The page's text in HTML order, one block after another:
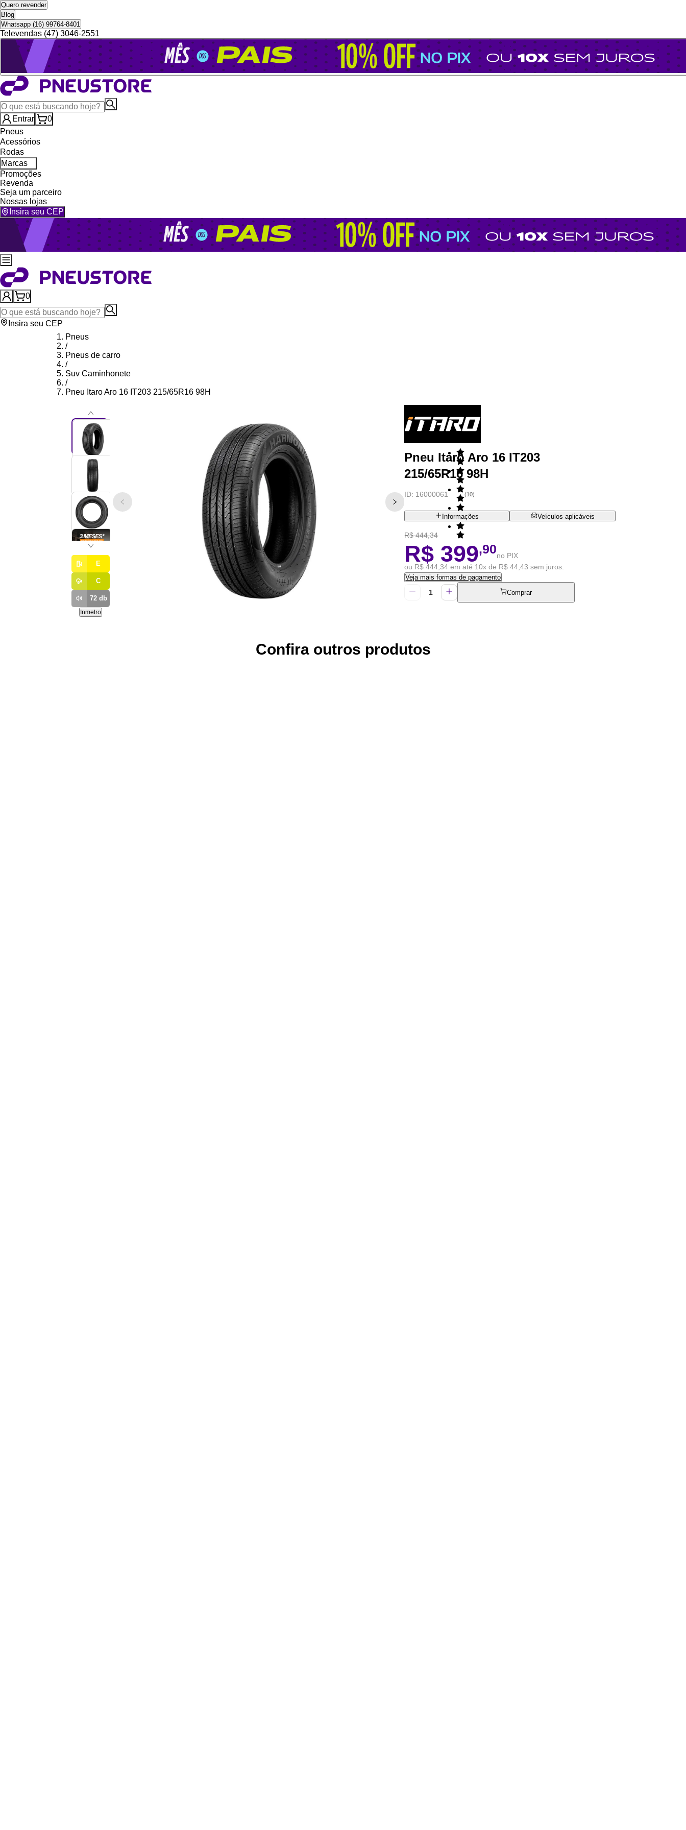
Quero revender
Blog
Whatsapp (16) 99764-8401
Televendas (47) 3046-2551
Entrar
0
Pneus
Acessórios
Rodas
Marcas
Promoções
Revenda
Seja um parceiro
Nossas lojas
Insira seu CEP
0
Insira seu CEP
Pneus
/
Pneus de carro
/
Suv Caminhonete
/
Pneu Itaro Aro 16 IT203 215/65R16 98H
E
C
72db
Inmetro
Pneu Itaro Aro 16 IT203
215/65R16 98H
ID: 16000061 (10)
Informações Veículos aplicáveis
R$ 444,34
R$ 399,90no PIX
ou R$ 444,34 em até 10x de R$ 44,43 sem juros.
Veja mais formas de pagamento
Comprar
Confira outros produtos